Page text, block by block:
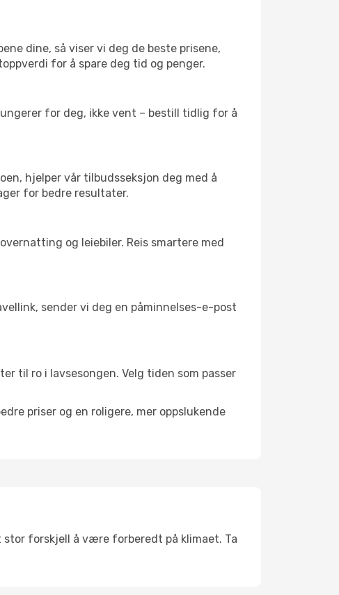
dine, så viser vi deg de beste prisene,
for å spare deg tid og penger.
for deg, ikke vent – bestill tidlig for å
hjelper vår tilbudsseksjon deg med å
for bedre resultater.
og leiebiler. Reis smartere med
sender vi deg en påminnelses-e-post
til ro i lavsesongen. Velg tiden som passer
priser og en roligere, mer oppslukende
forskjell å være forberedt på klimaet. Ta